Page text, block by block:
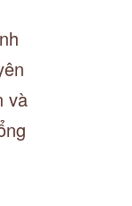
và